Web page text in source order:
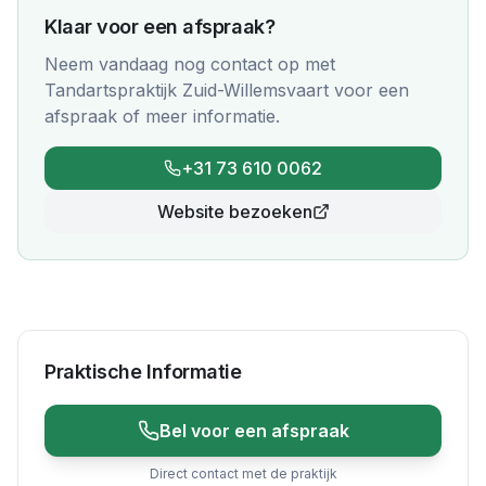
Klaar voor een afspraak?
Neem vandaag nog contact op met
Tandartspraktijk Zuid-Willemsvaart voor een
afspraak of meer informatie.
+31 73 610 0062
Website bezoeken
Praktische Informatie
Bel voor een afspraak
Direct contact met de praktijk